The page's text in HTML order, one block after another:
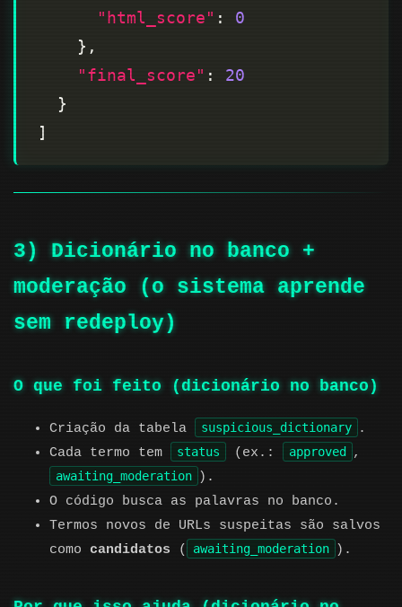
"html_score" : 0
"final_score" : 20
3) Dicionário no banco +
moderação (o sistema aprende
sem redeploy)
O que foi feito (dicionário no banco)
Criação da tabela suspicious_dictionary
.
Cada termo tem
status (ex.: approved ,
awaiting_moderation
).
O código busca as palavras no banco.
Termos novos de URLs suspeitas são salvos
como candidatos ( awaiting_moderation ).